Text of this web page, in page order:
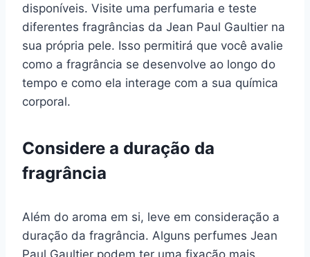
disponíveis. Visite uma perfumaria e teste
diferentes fragrâncias da Jean Paul Gaultier na
sua própria pele. Isso permitirá que você avalie
como a fragrância se desenvolve ao longo do
tempo e como ela interage com a sua química
corporal.
Considere a duração da
fragrância
Além do aroma em si, leve em consideração a
duração da fragrância. Alguns perfumes Jean
Paul Gaultier podem ter uma fixação mais